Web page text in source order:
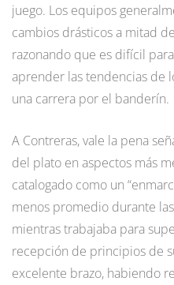
juego. Los equipos
cambios drásticos a mitad
razonando que es difícil
aprender las tendencias de
una carrera por el banderín.
A Contreras, vale la pena
del plato en aspectos más
catalogado como un
menos promedio durante
mientras trabajaba para
recepción de principios de
excelente brazo, habiendo